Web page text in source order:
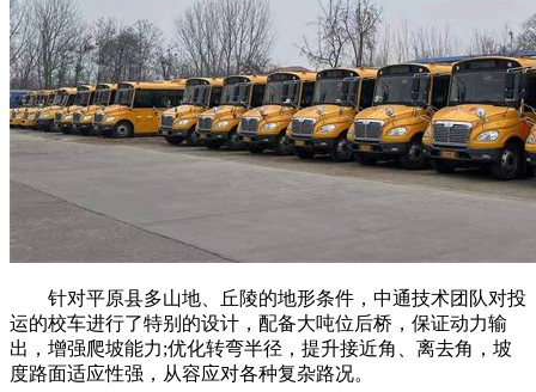
针对平原县多山地、丘陵的地形条件，中通技术团队对投
运的校车进行了特别的设计，配备大吨位后桥，保证动力输
出，增强爬坡能力;优化转弯半径，提升接近角、离去角，坡
度路面适应性强，从容应对各种复杂路况。